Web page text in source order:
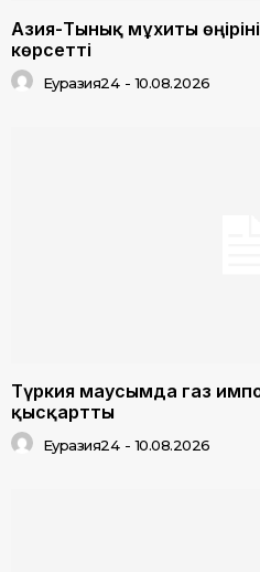
Азия-Тынық мұхиты
көрсетті
Еуразия24 - 10.08.2026
Түркия маусымда газ
қысқартты
Еуразия24 - 10.08.2026